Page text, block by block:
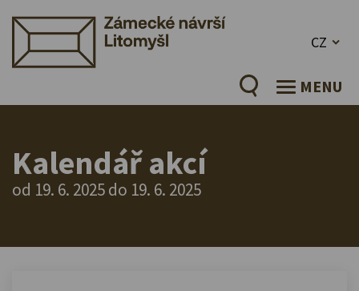
CZ
MENU
Kalendář akcí
od 19. 6. 2025 do 19. 6. 2025